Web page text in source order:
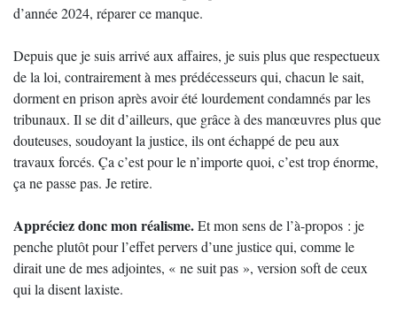
d’année 2024, réparer ce manque.
Depuis que je suis arrivé aux affaires, je suis plus que respectueux
de la loi, contrairement à mes prédécesseurs qui, chacun le sait,
dorment en prison après avoir été lourdement condamnés par les
tribunaux. Il se dit d’ailleurs, que grâce à des manœuvres plus que
douteuses, soudoyant la justice, ils ont échappé de peu aux
travaux forcés. Ça c’est pour le n’importe quoi, c’est trop énorme,
ça ne passe pas. Je retire.
Appréciez donc mon réalisme.Et mon sens de l’à-propos : je
penche plutôt pour l’effet pervers d’une justice qui, comme le
dirait une de mes adjointes, « ne suit pas », version soft de ceux
qui la disent laxiste.